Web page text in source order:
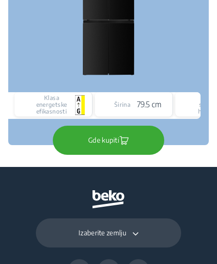
Klasa
energetske
efikasnosti
Širina 79.5 cm
Gde kupiti
Izaberite zemlju